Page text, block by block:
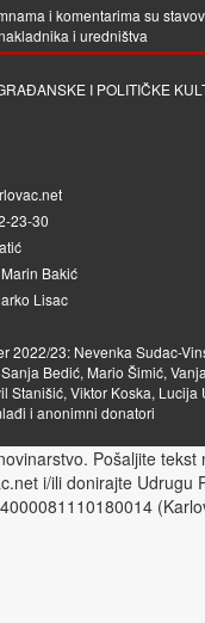
i komentarima su
i uredništva
I POLITIČKE
23-30
Bakić
Lisac
2022/23: Nevenka Sudac-
Bedić, Mario Šimić,
Stanišić, Viktor Koska, Lucija
i anonimni donatori
Pošaljite tekst
i/ili donirajte Udrugu